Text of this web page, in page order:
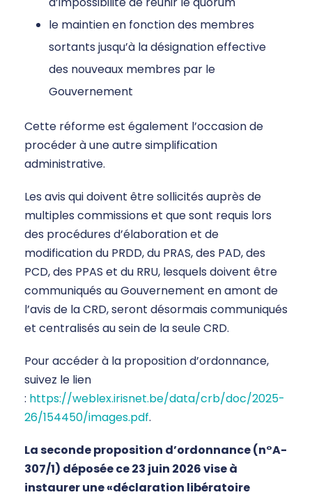
le maintien en fonction des membres
sortants jusqu’à la désignation effective
des nouveaux membres par le
Gouvernement
Cette réforme est également l’occasion de
procéder à une autre simplification
administrative.
Les avis qui doivent être sollicités auprès de
multiples commissions et que sont requis lors
des procédures d’élaboration et de
modification du PRDD, du PRAS, des PAD, des
PCD, des PPAS et du RRU, lesquels doivent être
communiqués au Gouvernement en amont de
l’avis de la CRD, seront désormais communiqués
et centralisés au sein de la seule CRD.
Pour accéder à la proposition d’ordonnance,
suivez le lien
: https://weblex.irisnet.be/data/crb/doc/2025-
26/154450/images.pdf.
La seconde proposition d’ordonnance (n°A-
307/1) déposée ce 23 juin 2026 vise à
instaurer une «déclaration libératoire